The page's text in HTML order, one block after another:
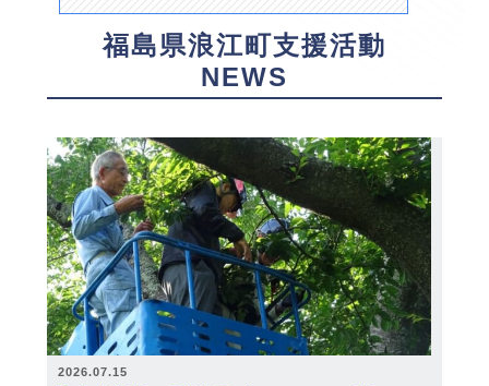
福島県浪江町支援活動
NEWS
2026.07.15